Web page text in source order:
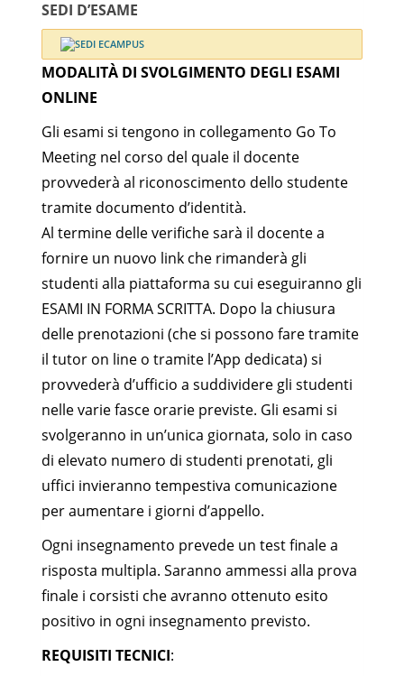
SEDI D’ESAME
MODALITÀ DI SVOLGIMENTO DEGLI ESAMI
ONLINE
Gli esami si tengono in collegamento Go To
Meeting nel corso del quale il docente
provvederà al riconoscimento dello studente
tramite documento d’identità.
Al termine delle verifiche sarà il docente a
fornire un nuovo link che rimanderà gli
studenti alla piattaforma su cui eseguiranno gli
ESAMI IN FORMA SCRITTA. Dopo la chiusura
delle prenotazioni (che si possono fare tramite
il tutor on line o tramite l’App dedicata) si
provvederà d’ufficio a suddividere gli studenti
nelle varie fasce orarie previste. Gli esami si
svolgeranno in un’unica giornata, solo in caso
di elevato numero di studenti prenotati, gli
uffici invieranno tempestiva comunicazione
per aumentare i giorni d’appello.
Ogni insegnamento prevede un test finale a
risposta multipla. Saranno ammessi alla prova
finale i corsisti che avranno ottenuto esito
positivo in ogni insegnamento previsto.
REQUISITI TECNICI: